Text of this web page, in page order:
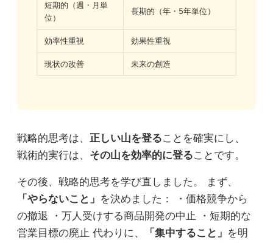
短期的（週・月単
位）
長期的（年・5年単位）
効率性重視 効果性重視
現状の改善 未来の創造
戦略的思考は、 正しい山を登ることを確実にし、
戦術的実行は、 その山を効率的に登ることです。
その後、戦略的思考を学び直しました。 まず、
「やらないこと」 を決めました： ・価格競争から
の撤退 ・万人受けする商品開発の中止 ・短期的な
営業目標の廃止 代わりに、
「集中すること」 を明